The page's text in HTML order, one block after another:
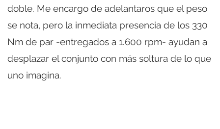
doble. Me encargo de adelantaros que el peso
se nota, pero la inmediata presencia de los 330
Nm de par -entregados a 1.600 rpm- ayudan a
desplazar el conjunto con más soltura de lo que
uno imagina.